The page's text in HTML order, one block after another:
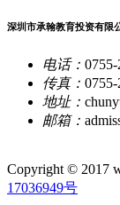
深圳市承翰教育投资有限
电话：
传真：
地址：
邮箱：
Copyright © 2017
17036949号